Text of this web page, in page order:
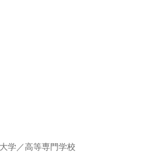
学／高等専門学校